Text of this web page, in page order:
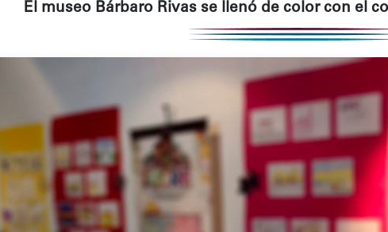
El museo Bárbaro Rivas se llenó de color con el